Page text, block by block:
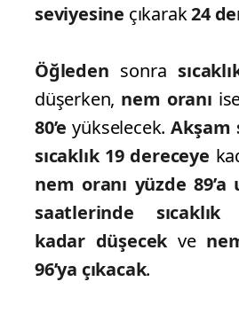
seviyesine çıkarak24
Öğleden sonra
düşerken, nem oranı
80’eyükselecek.Akşam
sıcaklık 19 dereceye
nem oranı yüzde 89’a
saatlerinde
kadar düşecek ve
96’ya çıkacak.